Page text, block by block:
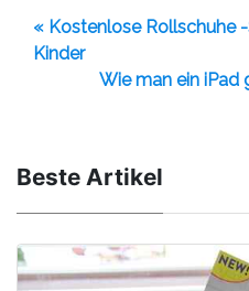
« Kostenlose Rollschuhe
Kinder
Wie man ein iPad
Beste Artikel